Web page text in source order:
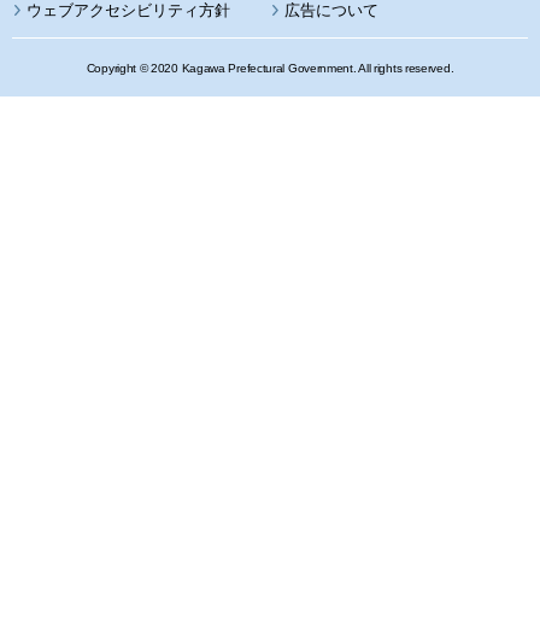
ウェブアクセシビリティ方針 広告について
Copyright © 2020 Kagawa Prefectural Government. All rights reserved.